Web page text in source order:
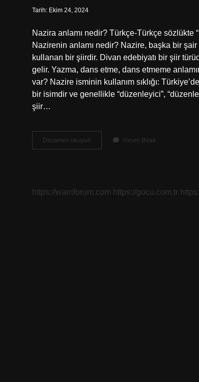
Tarih: Ekim 24, 2024
Nazira anlamı nedir? Türkçe-Türkçe sözlükte
Nazirenin anlamı nedir? Nazire, başka bir
kullanan bir şiirdir. Divan edebiyatı bir şiir
gelir. Yazma, dans etme, dans etmeme
var? Nazire isminin kullanım sıklığı:
bir isimdir ve genellikle “düzenleyici”,
şiir…
Devamını okuyun
Isminin
Yorum Bırak
https://warriforum.com https://gocu.com.tr